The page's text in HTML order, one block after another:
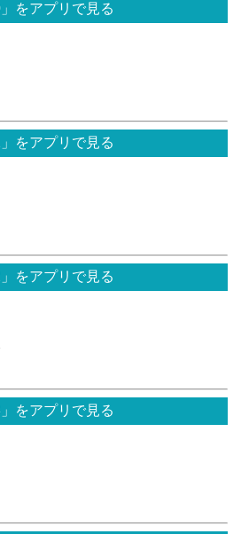
」をアプリで見る
」をアプリで見る
」をアプリで見る
」をアプリで見る